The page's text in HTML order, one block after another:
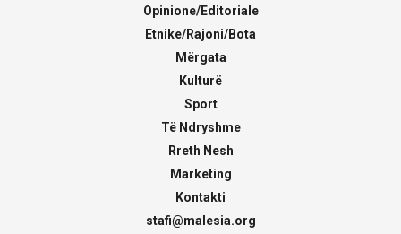
Opinione/Editoriale
Etnike/Rajoni/Bota
Mërgata
Kulturë
Sport
Të Ndryshme
Rreth Nesh
Marketing
Kontakti
stafi@malesia.org